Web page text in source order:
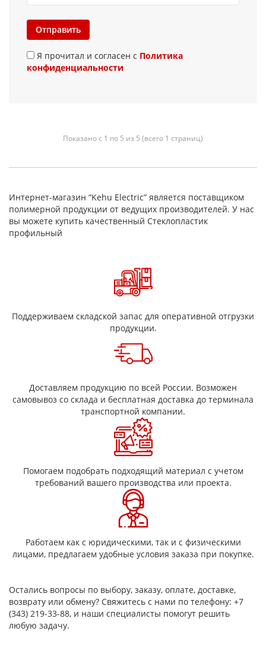
Отправить
Я прочитал и согласен с Политика
конфиденциальности
Показано с 1 по 5 из 5 (всего 1 страниц)
Интернет-магазин “Kehu Electric” является поставщиком
полимерной продукции от ведущих производителей. У нас
вы можете купить качественный Стеклопластик
профильный
Поддерживаем складской запас для оперативной отгрузки
продукции.
Доставляем продукцию по всей России. Возможен
самовывоз со склада и бесплатная доставка до терминала
транспортной компании.
Помогаем подобрать подходящий материал с учетом
требований вашего производства или проекта.
Работаем как с юридическими, так и с физическими
лицами, предлагаем удобные условия заказа при покупке.
Остались вопросы по выбору, заказу, оплате, доставке,
возврату или обмену? Свяжитесь с нами по телефону: +7
(343) 219-33-88, и наши специалисты помогут решить
любую задачу.